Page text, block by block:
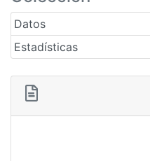
Datos
Estadísticas